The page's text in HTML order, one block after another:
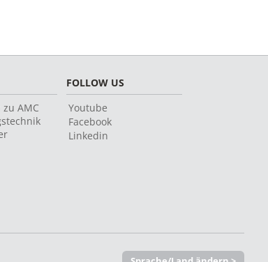
AMC
FOLLOW US
Youtube
Facebook
Linkedin